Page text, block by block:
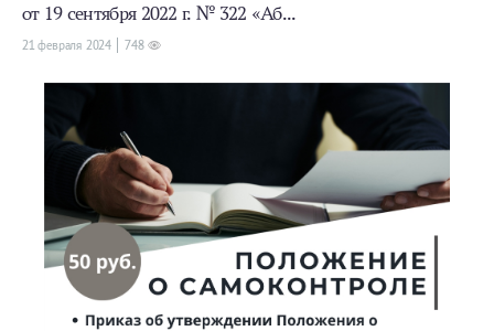
от 19 сентября 2022 г. № 322 «Аб...
21 февраля 2024 748